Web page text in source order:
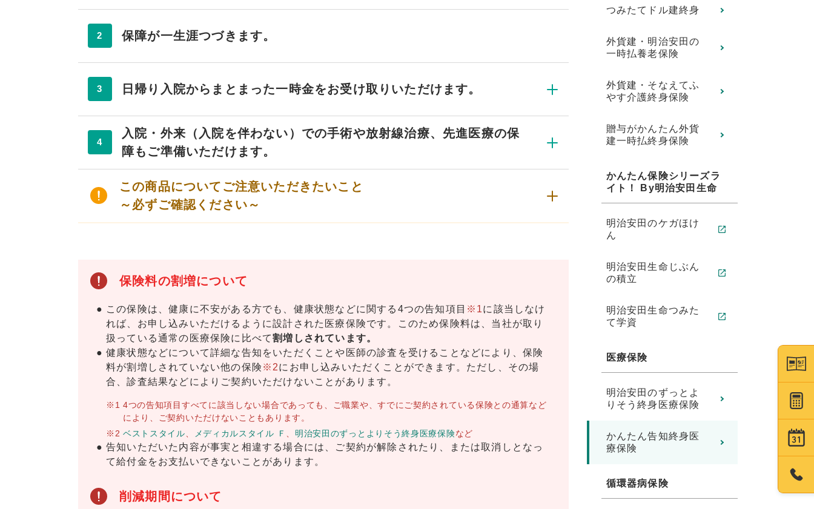
2 保障が一生涯つづきます。
3 日帰り入院からまとまった一時金をお受け取りいただけます。
4
入院・外来（入院を伴わない）での手術や放射線治療、先進医療の保
障もご準備いただけます。
この商品についてご注意いただきたいこと
～必ずご確認ください～
保険料の割増について
この保険は、健康に不安がある方でも、健康状態などに関する4つの告知項目 ※1に該当しなけ
れば、お申し込みいただけるように設計された医療保険です。このため保険料は、当社が取り
扱っている通常の医療保険に比べて割増しされています。
健康状態などについて詳細な告知をいただくことや医師の診査を受けることなどにより、保険
料が割増しされていない他の保険 ※2にお申し込みいただくことができます。ただし、その場
合、診査結果などによりご契約いただけないことがあります。
※1 4つの告知項目すべてに該当しない場合であっても、ご職業や、すでにご契約されている保険との通算など
により、ご契約いただけないこともあります。
※2 ベストスタイル、 メディカルスタイル Ｆ 、 明治安田のずっとよりそう終身医療保険など
告知いただいた内容が事実と相違する場合には、ご契約が解除されたり、または取消しとなっ
て給付金をお支払いできないことがあります。
削減期間について
つみたてドル建終身
外貨建・明治安田の
一時払養老保険
外貨建・そなえてふ
やす介護終身保険
贈与がかんたん外貨
建一時払終身保険
かんたん保険シリーズラ
イト！ By明治安田生命
明治安田のケガほけ
ん
明治安田生命じぶん
の積立
明治安田生命つみた
て学資
医療保険
明治安田のずっとよ
りそう終身医療保険
かんたん告知終身医
療保険
循環器病保険